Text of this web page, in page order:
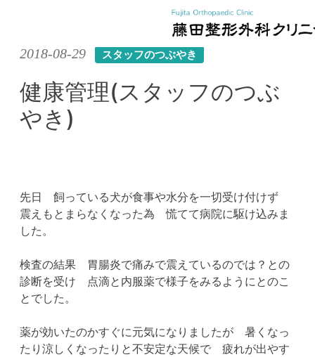
2018-08-29 スタッフのつぶやき
健康管理(スタッフのつぶ
やき)
先日 飼っている犬が食事や水分を一切受け付けず
震えもとまらなくなった為 慌てて病院に駆け込みま
した。
検査の結果 胃腸炎で痛みで震えているのでは？との
診断を受け 点滴と内服薬で様子をみるようにとのこ
とでした。
薬が効いたのかすぐに元気になりましたが 暑くなっ
たり涼しくなったりと不安定な天候で 疲れが出やす